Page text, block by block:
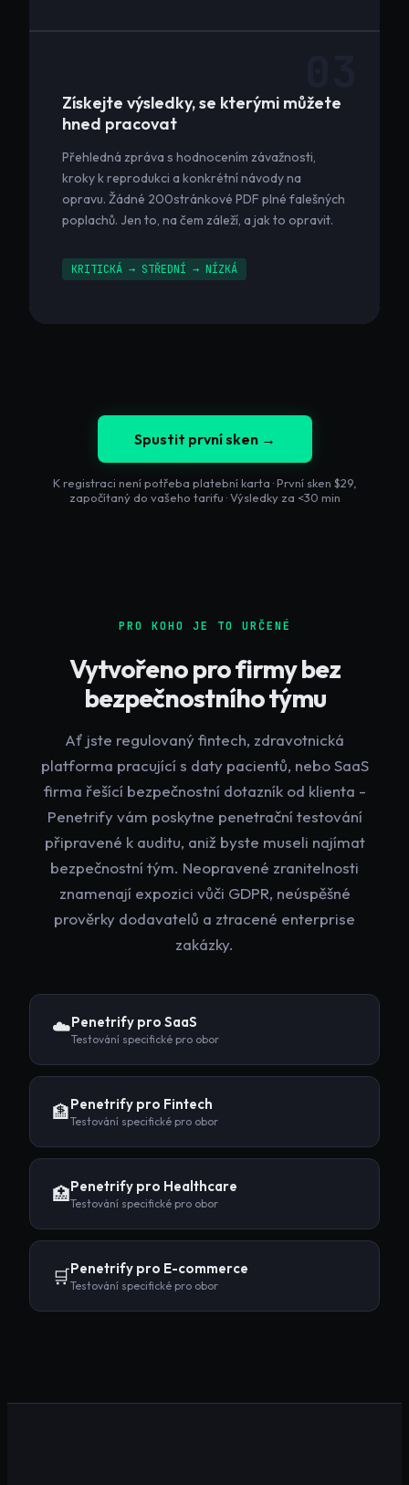
Získejte výsledky, se kterými můžete
hned pracovat
Přehledná zpráva s hodnocením závažnosti,
kroky k reprodukci a konkrétní návody na
opravu. Žádné 200stránkové PDF plné falešných
poplachů. Jen to, na čem záleží, a jak to opravit.
KRITICKÁ → STŘEDNÍ → NÍZKÁ
Spustit první sken →
K registraci není potřeba platební karta · První sken $29,
započítaný do vašeho tarifu · Výsledky za <30 min
PRO KOHO JE TO URČENÉ
Vytvořeno pro firmy bez
bezpečnostního týmu
Ať jste regulovaný fintech, zdravotnická
platforma pracující s daty pacientů, nebo SaaS
firma řešící bezpečnostní dotazník od klienta -
Penetrify vám poskytne penetrační testování
připravené k auditu, aniž byste museli najímat
bezpečnostní tým. Neopravené zranitelnosti
znamenají expozici vůči GDPR, neúspěšné
prověrky dodavatelů a ztracené enterprise
zakázky.
☁️Penetrify pro SaaS
Testování specifické pro obor
🏦Penetrify pro Fintech
Testování specifické pro obor
🏥Penetrify pro Healthcare
Testování specifické pro obor
🛒Penetrify pro E-commerce
Testování specifické pro obor